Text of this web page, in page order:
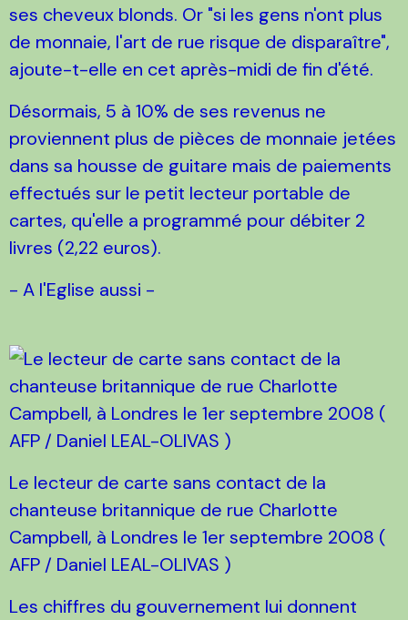
ses cheveux blonds. Or "si les gens n'ont plus
de monnaie, l'art de rue risque de disparaître",
ajoute-t-elle en cet après-midi de fin d'été.
Désormais, 5 à 10% de ses revenus ne
proviennent plus de pièces de monnaie jetées
dans sa housse de guitare mais de paiements
effectués sur le petit lecteur portable de
cartes, qu'elle a programmé pour débiter 2
livres (2,22 euros).
- A l'Eglise aussi -
Le lecteur de carte sans contact de la
chanteuse britannique de rue Charlotte
Campbell, à Londres le 1er septembre 2008 (
AFP / Daniel LEAL-OLIVAS )
Les chiffres du gouvernement lui donnent